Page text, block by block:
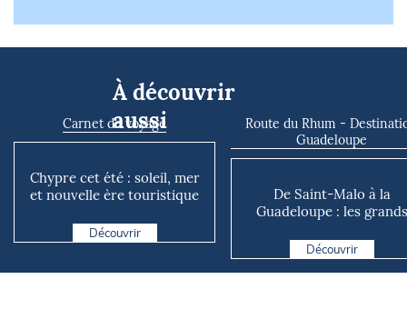
À découvrir
aussi
Carnet de voyage
Chypre cet été : soleil, mer
et nouvelle ère touristique
Découvrir
Route du Rhum -
Guadeloupe
De Saint-Malo à la
Guadeloupe : les grands
Rh...
Découvrir